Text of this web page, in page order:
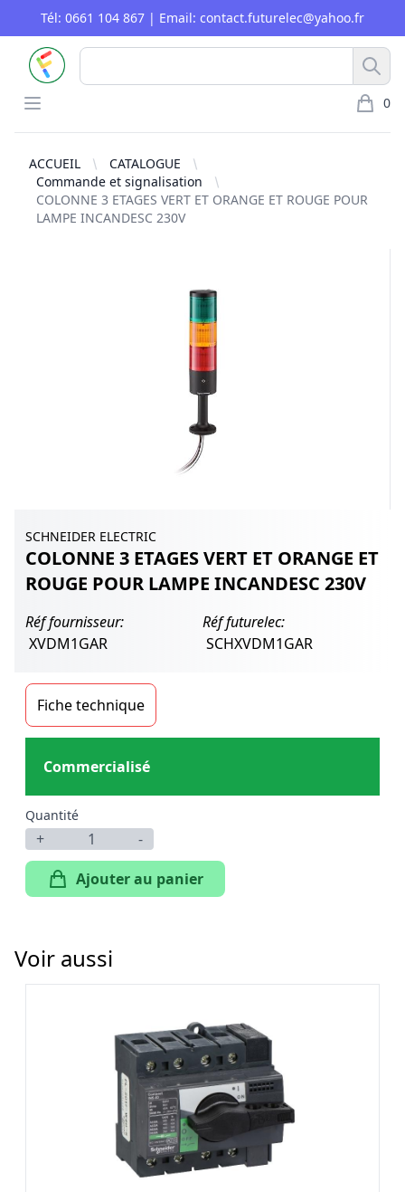
Tél: 0661 104 867 | Email: contact.futurelec@yahoo.fr
FUTURELEC
Open menu
0
article
ACCUEIL
CATALOGUE
Commande et signalisation
COLONNE 3 ETAGES VERT ET ORANGE ET ROUGE POUR
LAMPE INCANDESC 230V
SCHNEIDER ELECTRIC
COLONNE 3 ETAGES VERT ET ORANGE ET
ROUGE POUR LAMPE INCANDESC 230V
Réf fournisseur:
XVDM1GAR
Réf futurelec:
SCHXVDM1GAR
Fiche technique
Commercialisé
Quantité
+
-
Ajouter au panier
Voir aussi